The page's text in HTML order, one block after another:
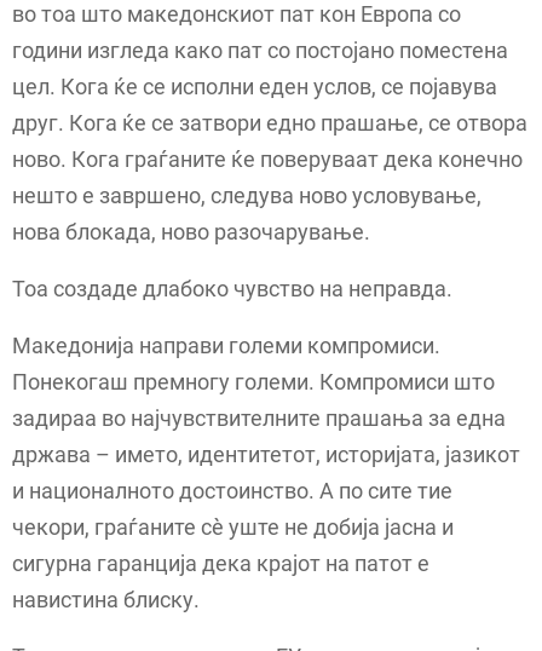
во тоа што македонскиот пат кон Европа со
години изгледа како пат со постојано поместена
цел. Кога ќе се исполни еден услов, се појавува
друг. Кога ќе се затвори едно прашање, се отвора
ново. Кога граѓаните ќе поверуваат дека конечно
нешто е завршено, следува ново условување,
нова блокада, ново разочарување.
Тоа создаде длабоко чувство на неправда.
Македонија направи големи компромиси.
Понекогаш премногу големи. Компромиси што
задираа во најчувствителните прашања за една
држава – името, идентитетот, историјата, јазикот
и националното достоинство. А по сите тие
чекори, граѓаните сè уште не добија јасна и
сигурна гаранција дека крајот на патот е
навистина блиску.